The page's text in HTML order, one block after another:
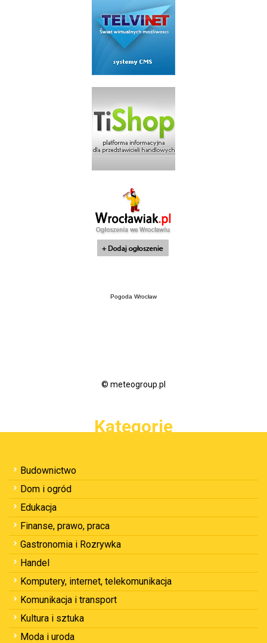
Pogoda Wrocław
© meteogroup.pl
Kategorie
Budownictwo
Dom i ogród
Edukacja
Finanse, prawo, praca
Gastronomia i Rozrywka
Handel
Komputery, internet, telekomunikacja
Komunikacja i transport
Kultura i sztuka
Moda i uroda